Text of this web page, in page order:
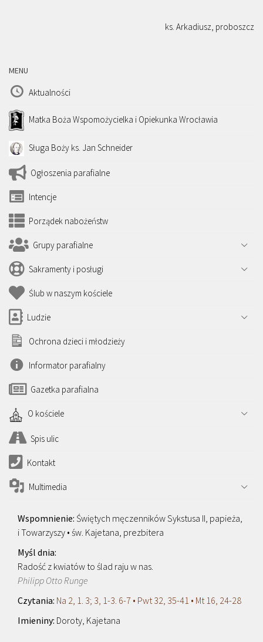
ks. Arkadiusz, proboszcz
MENU
Aktualności
Matka Boża Wspomożycielka i Opiekunka Wrocławia
Sługa Boży ks. Jan Schneider
Ogłoszenia parafialne
Intencje
Porządek nabożeństw
Grupy parafialne
Sakramenty i posługi
Ślub w naszym kościele
Ludzie
Ochrona dzieci i młodzieży
Informator parafialny
Gazetka parafialna
O kościele
Spis ulic
Kontakt
Multimedia
Świętych męczenników Sykstusa II, papieża,
i Towarzyszy • św. Kajetana, prezbitera
Radość z kwiatów to ślad raju w nas.
Philipp Otto Runge
Na 2, 1. 3; 3, 1-3. 6-7 • Pwt 32, 35-41 • Mt 16, 24-28
Doroty, Kajetana